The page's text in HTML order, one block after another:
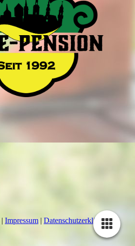
| Impressum | Datenschutzerklärung